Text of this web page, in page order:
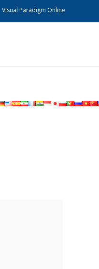
Visual Paradigm Online